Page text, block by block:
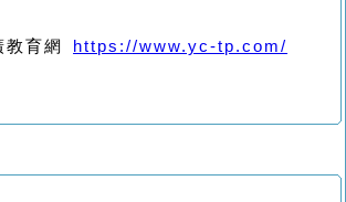
教育網 https://www.yc-tp.com/